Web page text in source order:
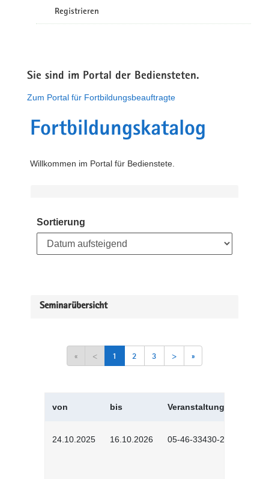
Registrieren
Sie sind im Portal der Bediensteten.
Zum Portal für Fortbildungsbeauftragte
Fortbildungskatalog
Willkommen im Portal für Bedienstete.
Sortierung
Seminarübersicht
« < 1 2 3 > »
von bis Veranstaltungskürzel
24.10.2025 16.10.2026 05-46-33430-2501